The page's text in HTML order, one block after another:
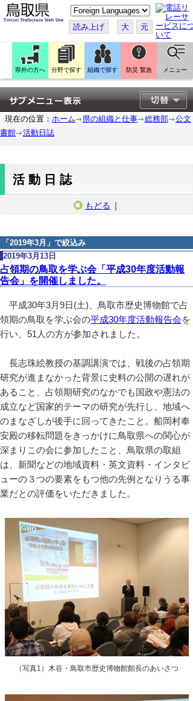
こ
の
ペ
ー
ジ
翻
訳
す
る
読み上げ 大 元
県外の方へ 分野で探す 組織で探す 防災 緊急 メニュー
現在の位置： ホーム 県の組織と仕事 総務部
公文
書館
活動日誌
活動日誌
もどる ｜
「 2019年3月 」で絞込み
2019年3月13日
占領期の鳥取を学ぶ会「平成30年度活動報
告会」を開催しました。
平成30年3月9日(土)、鳥取市歴史博物館で占
領期の鳥取を学ぶ会の平成30年度活動報告会を
行い、51人の方が参加されました。
長志珠絵教授の基調講演では、戦後の占領期
研究が進まなかった背景に史料の公開の遅れが
あること、占領期研究のなかでも国政や憲法の
成立など国家的テーマの研究が先行し、地域へ
のまなざしが後手に回ってきたこと。船岡村奉
安殿の移転問題をきっかけに鳥取県への関心が
深まりこの会に参加したこと、鳥取県の取組
は、新聞などの地域資料・英文資料・インタビ
ューの３つの要素をもつ他の先例となりうる事
業だとの評価をいただきました。
（写真1）木谷・鳥取市歴史博物館館長のあいさつ